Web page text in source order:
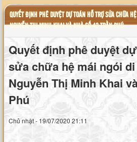
QUYẾT ĐỊNH PHÊ DUYỆT DỰ TOÁN HỖ TRỢ SỬA CHỮA
NGUYỄN THỊ MINH KHAI VÀ NHÀ SỐ 42 TRẦN PHÚ
Quyết định phê duyệt
sửa chữa hệ mái ngói
Nguyễn Thị Minh Khai
Phú
Chủ nhật - 19/07/2020 21:11